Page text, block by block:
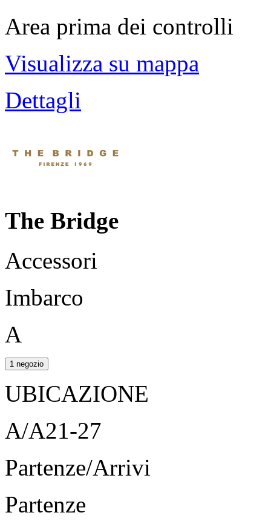
Area prima dei controlli
Visualizza su mappa
Dettagli
The Bridge
Accessori
Imbarco
A
1 negozio
UBICAZIONE
A/A21-27
Partenze/Arrivi
Partenze